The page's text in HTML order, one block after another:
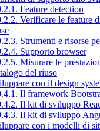
Feature detection
Verificare le feature
Strumenti e risorse
Supporto browser
Misurare le
del riuso
con il design
Il framework
Il kit di sviluppo
Il kit di sviluppo
con i modelli di